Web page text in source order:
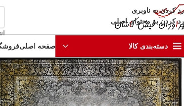
رد کردن به ناوبری
رد کردن به محتوای اصلی
دسته‌بندی کالا صفحه اصلی